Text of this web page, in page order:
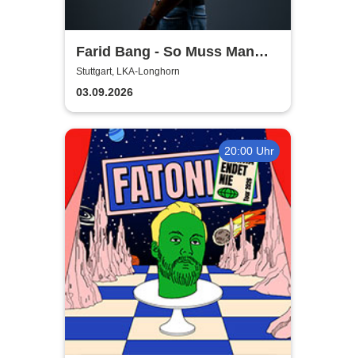
Farid Bang - So Muss Man
Gehen - Tour 2026
Stuttgart, LKA-Longhorn
03.09.2026
20:00 Uhr